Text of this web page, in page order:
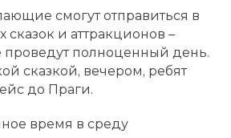
смогут отправиться в
и аттракционов –
полноценный день.
сказкой, вечером, ребят
до Праги.
время в среду